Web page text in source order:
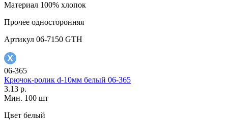
Материал 100% хлопок
Прочее односторонняя
Артикул 06-7150 GTH
06-365
Крючок-ролик d-10мм белый 06-365
3.13 р.
Мин. 100 шт
Цвет белый